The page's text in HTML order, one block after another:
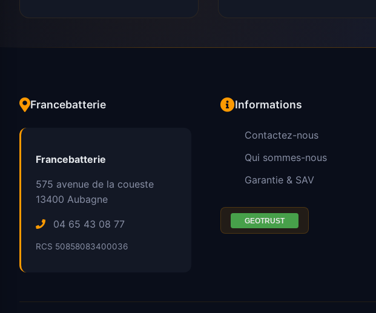
Francebatterie
Francebatterie
575 avenue de la coueste
13400 Aubagne
04 65 43 08 77
RCS 50858083400036
Informations
Contactez-nous
Qui sommes-nous
Garantie & SAV